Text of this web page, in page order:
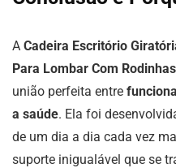
A Cadeira Escritório
Para Lombar Com
união perfeita entre
a saúde. Ela foi
de um dia a dia cada vez
suporte inigualável que se